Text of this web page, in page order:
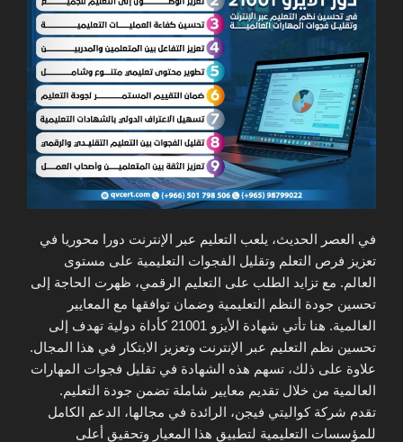
في العصر الحديث، يلعب التعليم عبر الإنترنت دورا محوريا في
تعزيز فرص التعلم وتقليل الفجوات التعليمية على مستوى
العالم. مع تزايد الطلب على التعليم الرقمي، ظهرت الحاجة إلى
تحسين جودة النظم التعليمية وضمان توافقها مع المعايير
العالمية. هنا تأتي شهادة الأيزو 21001 كأداة دولية تهدف إلى
تحسين نظم التعليم عبر الإنترنت وتعزيز الابتكار في هذا المجال.
علاوة على ذلك، تسهم هذه الشهادة في تقليل فجوات المهارات
العالمية من خلال تقديم معايير شاملة تضمن جودة التعليم.
تقدم شركة كواليتي فيجن، الرائدة في مجالها، الدعم الكامل
للمؤسسات التعليمية لتطبيق هذا المعيار وتحقيق أعلى